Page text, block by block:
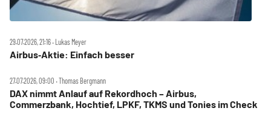
29.07.2026, 21:16 ‧ Lukas Meyer
Airbus‑Aktie: Einfach besser
27.07.2026, 09:00 ‧ Thomas Bergmann
DAX nimmt Anlauf auf Rekordhoch – Airbus,
Commerzbank, Hochtief, LPKF, TKMS und Tonies im Check